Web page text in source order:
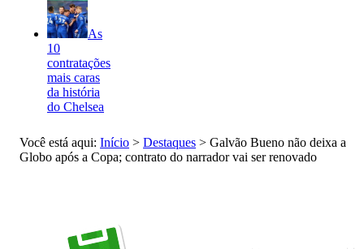
As
10
contratações
mais caras
da história
do Chelsea
Você está aqui: Início > Destaques > Galvão Bueno não deixa a
Globo após a Copa; contrato do narrador vai ser renovado